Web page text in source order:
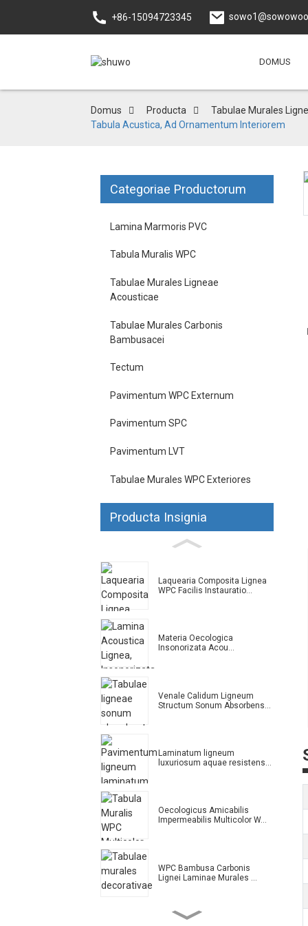
+86-15094723345
DOMUS
Domus Producta
Tabulae Murales
Tabula Acustica, Ad Ornamentum Interiorem
Categoriae Productorum
Lamina Marmoris PVC
Tabula Muralis WPC
Tabulae Murales Ligneae
Acousticae
Tabulae Murales Carbonis
Bambusacei
Tectum
Pavimentum WPC Externum
Pavimentum SPC
Pavimentum LVT
Tabulae Murales WPC Exteriores
Producta Insignia
Laquearia Composita Lignea
WPC Facilis Instauratio...
Materia Oecologica
Insonorizata Acou...
Venale Calidum Ligneum
Structum Sonum Absorbens...
Laminatum ligneum
luxuriosum aquae resistens...
Oecologicus Amicabilis
Impermeabilis Multicolor W...
WPC Bambusa Carbonis
Lignei Laminae Murales ...